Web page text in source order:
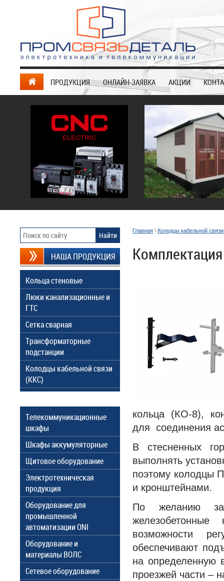
ПРОДУКЦИЯ ОНЛАЙН-ЗАЯВКА АКЦИИ
Главная \ Колодцы кабельной
кольца (КО-8),
для соединения
В стесненных
выполнять
поэтому колодцы
и кронштейнами.
По желанию
возможности
обеспечивают
на определенную
проезжей части –
НАША ПРОДУКЦИЯ
Кольца стеновые
Люки канализационные и
ГТС
Сетка сварная
Трансформаторные
подстанции
Колодцы кабельной связи
(ККС)
Телекоммуникационные
шкафы
Шкафы аккумуляторные
Щитовое оборудование
Электротехническая
продукция
Оборудование для
промышленной
автоматизации ONI
Оборудование и
материалы ВОЛС
Сетевое оборудование